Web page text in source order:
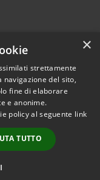
© 2026 • Comune di
•
Admin
access
×
strettamente
del sito,
fine di elaborare
e anonime.
policy al seguente link
TUTTO